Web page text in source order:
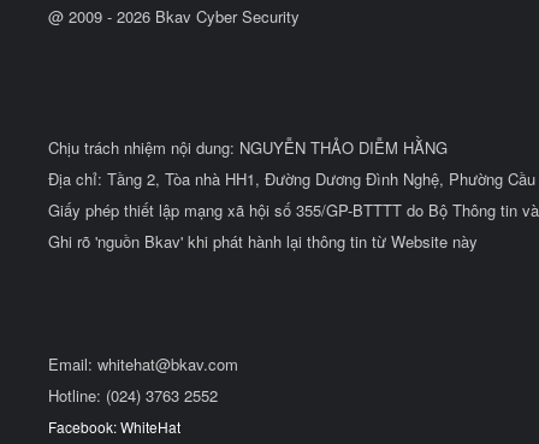
@ 2009 - 2026 Bkav Cyber Security
Chịu trách nhiệm nội dung: NGUYỄN THẢO DIỄM HẰNG
Địa chỉ: Tầng 2, Tòa nhà HH1, Đường Dương Đình Nghệ, Phường
Giấy phép thiết lập mạng xã hội số 355/GP-BTTTT do Bộ Thông tin
Ghi rõ 'nguồn Bkav' khi phát hành lại thông tin từ Website này
Email: whitehat@bkav.com
Hotline: (024) 3763 2552
Facebook: WhiteHat